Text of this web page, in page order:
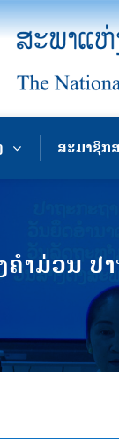
ສະມາຊິກ
າມ່ວນ ປ